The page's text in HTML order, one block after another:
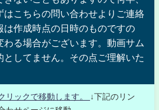
はこちらの問い合わせよりご連絡
は作成時点の日時のものですの
わる場合がございます。動画サム
としてません。その点ご理解いた
リックで移動します。
↓下記のリン